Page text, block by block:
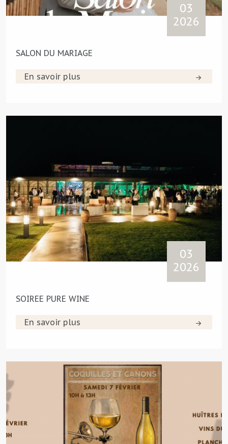
03
2026
SALON DU MARIAGE
En savoir plus
03
2026
SOIREE PURE WINE
En savoir plus